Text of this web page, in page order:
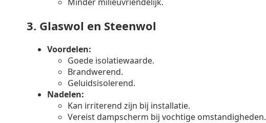
3. Glaswol en Steenwol
Voordelen:
Goede isolatiewaarde.
Brandwerend.
Geluidsisolerend.
Nadelen:
Kan irriterend zijn bij installatie.
Vereist dampscherm bij vochtige omstandigheden.